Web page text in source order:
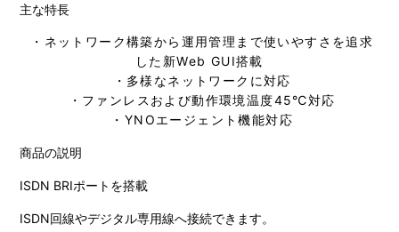
主な特長
・ネットワーク構築から運用管理まで使いやすさを追求
した新Web GUI搭載
・多様なネットワークに対応
・ファンレスおよび動作環境温度45℃対応
・YNOエージェント機能対応
商品の説明
ISDN BRIポートを搭載
ISDN回線やデジタル専用線へ接続できます。